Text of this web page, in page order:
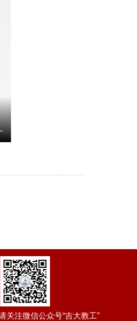
关注微信公众号“吉大教工”